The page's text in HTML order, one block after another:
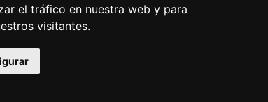
el tráfico en nuestra web y para
visitantes.